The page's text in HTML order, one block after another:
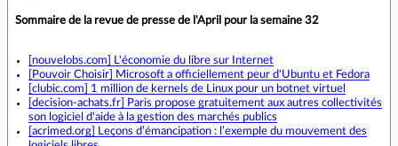
Sommaire de la revue de presse de l'April pour la semaine 32
[nouvelobs.com] L'économie du libre sur Internet
[Pouvoir Choisir] Microsoft a officiellement peur d'Ubuntu et Fedora
[clubic.com] 1 million de kernels de Linux pour un botnet virtuel
[decision-achats.fr] Paris propose gratuitement aux autres collectivités
son logiciel d'aide à la gestion des marchés publics
[acrimed.org] Leçons d’émancipation : l’exemple du mouvement des